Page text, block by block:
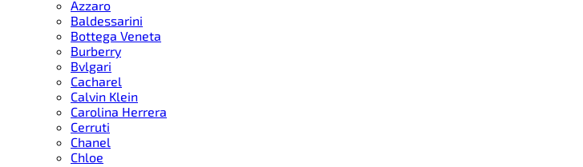
Azzaro
Baldessarini
Bottega Veneta
Burberry
Bvlgari
Cacharel
Calvin Klein
Carolina Herrera
Cerruti
Chanel
Chloe